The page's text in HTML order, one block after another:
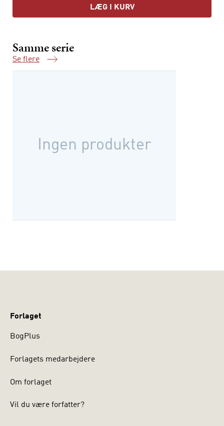
LÆG I KURV
Samme serie
Se flere
Samme serie
Ingen produkter
Forlaget
BogPlus
Forlagets medarbejdere
Om forlaget
Vil du være forfatter?